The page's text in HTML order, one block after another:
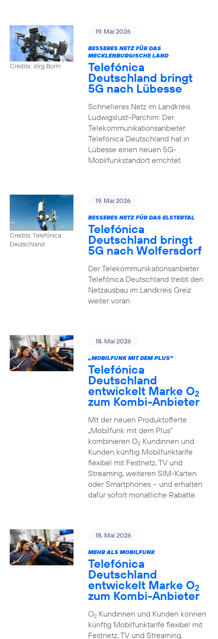
Credits: Jörg Borm
19. Mai 2026
BESSERES NETZ FÜR DAS
MECKLENBURGISCHE LAND
Telefónica
Deutschland bringt
5G nach Lübesse
Schnelleres Netz im Landkreis
Ludwigslust-Parchim: Der
Telekommunikationsanbieter
Telefónica Deutschland hat in
Lübesse einen neuen 5G-
Mobilfunkstandort errichtet
Credits: Telefónica
Deutschland
19. Mai 2026
BESSERES NETZ FÜR DAS ELSTERTAL
Telefónica
Deutschland bringt
5G nach Wolfersdorf
Der Telekommunikationsanbieter
Telefónica Deutschland treibt den
Netzausbau im Landkreis Greiz
weiter voran
18. Mai 2026
„MOBILFUNK MIT DEM PLUS”
Telefónica
Deutschland
entwickelt Marke O2
zum Kombi-Anbieter
Mit der neuen Produktofferte
„Mobilfunk mit dem Plus“
kombinieren O2Kundinnen und
Kunden künftig Mobilfunktarife
flexibel mit Festnetz, TV und
Streaming, weiteren SIM-Karten
oder Smartphones – und erhalten
dafür sofort monatliche Rabatte
18. Mai 2026
MEHR ALS MOBILFUNK
Telefónica
Deutschland
entwickelt Marke O2
zum Kombi-Anbieter
O2Kundinnen und Kunden können
künftig Mobilfunktarife flexibel mit
Festnetz, TV und Streaming,